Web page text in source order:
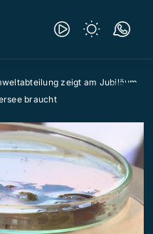
zeigt am Jubiläum
braucht